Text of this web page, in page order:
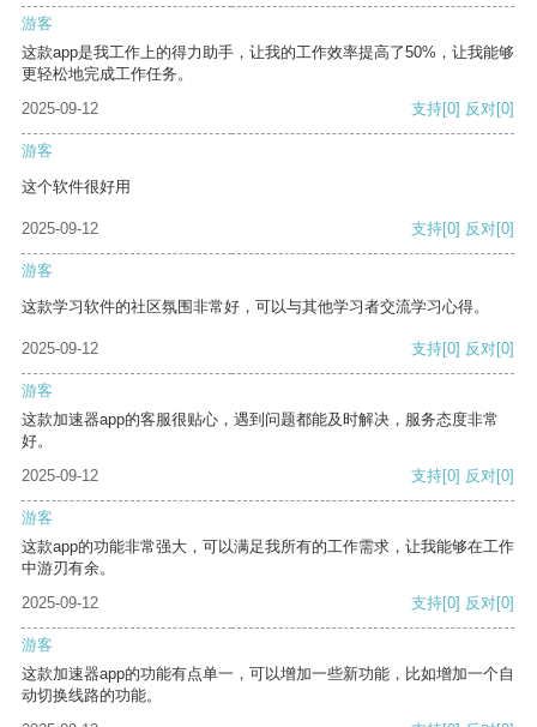
游客
这款app是我工作上的得力助手，让我的工作效率提高了50%，让我能够
更轻松地完成工作任务。
2025-09-12
支持[0] 反对[0]
游客
这个软件很好用
2025-09-12 支持[0] 反对[0]
游客
这款学习软件的社区氛围非常好，可以与其他学习者交流学习心得。
2025-09-12 支持[0] 反对[0]
游客
这款加速器app的客服很贴心，遇到问题都能及时解决，服务态度非常
好。
2025-09-12
支持[0] 反对[0]
游客
这款app的功能非常强大，可以满足我所有的工作需求，让我能够在工作
中游刃有余。
2025-09-12
支持[0] 反对[0]
游客
这款加速器app的功能有点单一，可以增加一些新功能，比如增加一个自
动切换线路的功能。